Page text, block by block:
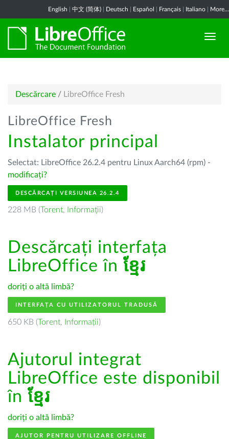
English 中文 (简体) Deutsch Español Français Italiano More...
Descărcare / LibreOffice Fresh
LibreOffice Fresh
Instalator principal
Selectat: LibreOffice 26.2.4 pentru Linux Aarch64 (rpm) -
modificați?
DESCĂRCAȚI VERSIUNEA 26.2.4
228 MB (Torent, Informații)
Descărcați interfața
LibreOffice în ខ្មែរ
doriți o altă limbă?
INTERFAȚA CU UTILIZATORUL TRADUSĂ
650 KB (Torent, Informații)
Ajutorul integrat
LibreOffice este disponibil
în ខ្មែរ
doriți o altă limbă?
AJUTOR PENTRU UTILIZARE OFFLINE